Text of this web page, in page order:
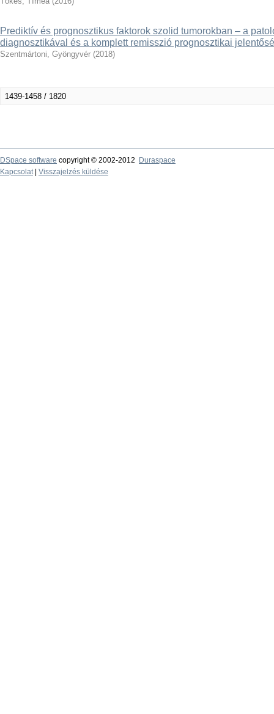
Prediktív és prognosztikus faktorok szolid tumorokban – a
diagnosztikával és a komplett remisszió prognosztikai
Szentmártoni, Gyöngyvér (2018)
1439-1458 / 1820
DSpace software copyright © 2002-2012
Duraspace
Kapcsolat| Visszajelzés küldése